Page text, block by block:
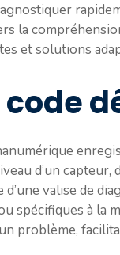
la
et solutions
d’un capteur,
d’une valise de
spécifiques à la
problème,